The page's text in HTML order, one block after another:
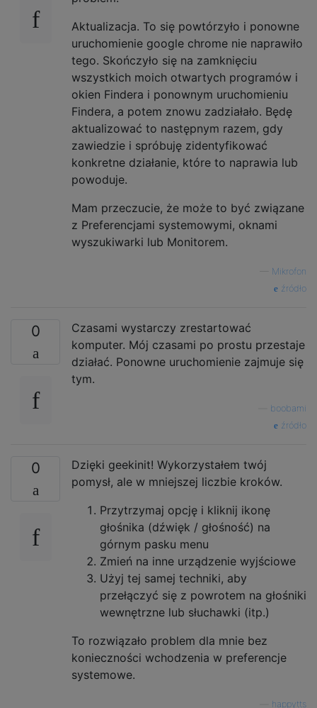
Aktualizacja. To się powtórzyło i ponowne
uruchomienie google chrome nie naprawiło
tego. Skończyło się na zamknięciu
wszystkich moich otwartych programów i
okien Findera i ponownym uruchomieniu
Findera, a potem znowu zadziałało. Będę
aktualizować to następnym razem, gdy
zawiedzie i spróbuję zidentyfikować
konkretne działanie, które to naprawia lub
powoduje.
Mam przeczucie, że może to być związane
z Preferencjami systemowymi, oknami
wyszukiwarki lub Monitorem.
Mikrofon
źródło
0
Czasami wystarczy zrestartować
komputer. Mój czasami po prostu przestaje
działać. Ponowne uruchomienie zajmuje się
tym.
boobami
źródło
0
Dzięki geekinit! Wykorzystałem twój
pomysł, ale w mniejszej liczbie kroków.
Przytrzymaj opcję i kliknij ikonę
głośnika (dźwięk / głośność) na
górnym pasku menu
Zmień na inne urządzenie wyjściowe
Użyj tej samej techniki, aby
przełączyć się z powrotem na głośniki
wewnętrzne lub słuchawki (itp.)
To rozwiązało problem dla mnie bez
konieczności wchodzenia w preferencje
systemowe.
happytts